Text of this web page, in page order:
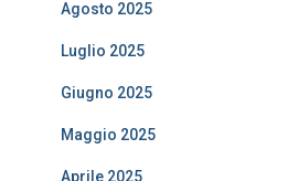
Agosto 2025
Luglio 2025
Giugno 2025
Maggio 2025
Aprile 2025